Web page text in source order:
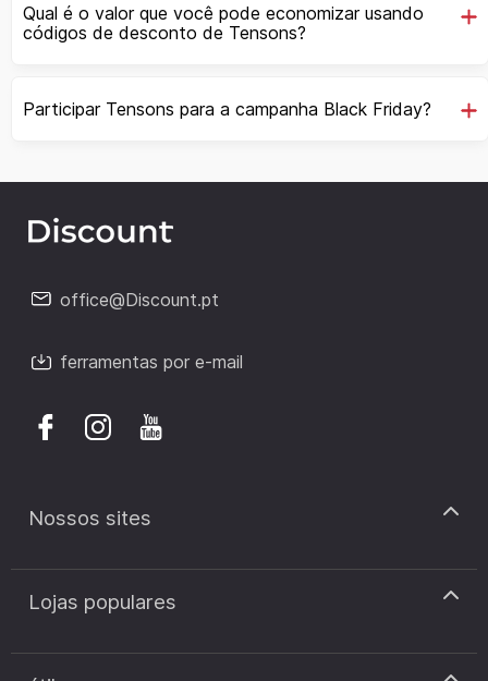
Qual é o valor que você pode economizar usando
códigos de desconto de Tensons?
Participar Tensons para a campanha Black Friday?
office@Discount.pt
ferramentas por e-mail
Nossos sites
discount.pt
discount.sk
Lojas populares
Cupão de desconto Zooplus